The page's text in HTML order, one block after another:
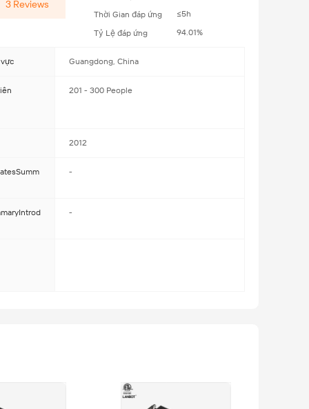
3Reviews
Thời Gian đáp ứng
≤5h
Tỷ Lệ đáp ứng
94.01%
Guangdong, China
201 - 300 People
2012
-
-